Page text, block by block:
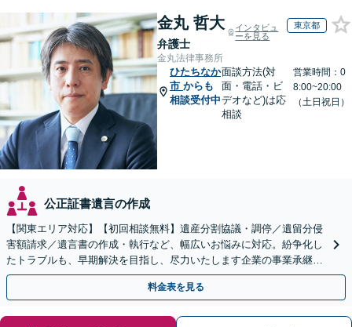
金丸 哲大
弁護士
インタビュ
ーを見る
東京都
金丸法律事務所
ひたちなか
市 からも
相談受付中
面談方法(対
面・電話・ビ
デオなど)は応
相談
営業時間：0
8:00~20:00
（土日祝日）
公正証書遺言の作成
【関東エリア対応】【初回相談無料】遺産分割協議・調停／遺留分侵
害額請求／遺言書の作成・執行など、幅広いお悩みに対応。紛争化し
たトラブルも、早期解決を目指し、尽力いたします企業の事業承継の
お悩みもご相談ください【夜間・休日面談】【電話相談可】
料金表を見る